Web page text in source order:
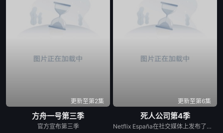
更新至第2集
方舟一号第三季
官方宣布第三季
更新至第6集
死人公司第4季
Netflix España在社交媒体上发布了一张由Laura Caballero和演员Carlos Arces Torregrosers主演的“Muertos S.L.”化妆套装中的照片，我们有好消息要告诉你们。劳拉和阿尔贝托·卡瓦列罗仍然很甜蜜，他们证实将有第四季的《死亡S.L.》，这是西班牙喜剧流派中最伟大的小说之一，在Movistar Plus+的标志下的前两季之后，于今年夏天登陆Netflix。导演本人与该系列的伟大演员兼主角卡洛斯·阿雷塞斯一起主演了这一宣布，证实托雷格罗萨殡仪馆的员工将有更多的冒险经历。